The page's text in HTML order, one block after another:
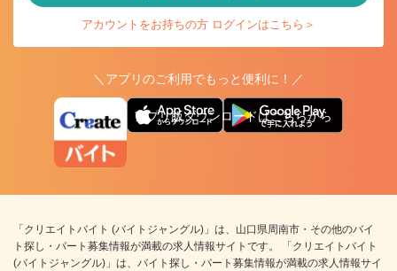
アカウントをお持ちの方 ログインはこちら＞
＼アプリのご利用でもっと便利に！／
アプリ版ダウンロードはこちらから
「クリエイトバイト (バイトジャングル)」は、山口県周南市・その他のバイ
ト探し・パート募集情報が満載の求人情報サイトです。 「クリエイトバイト
(バイトジャングル)」は、バイト探し・パート募集情報が満載の求人情報サイ